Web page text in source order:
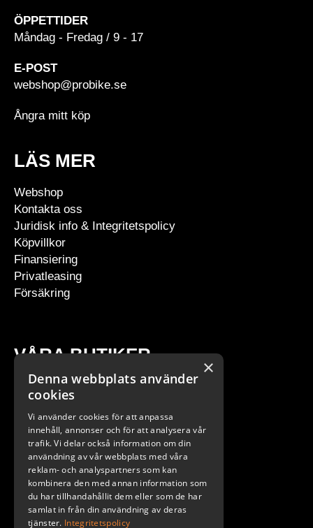
ÖPPETTIDER
Måndag - Fredag / 9 - 17
E-POST
webshop@probike.se
Ångra mitt köp
LÄS MER
Webshop
Kontakta oss
Juridisk info & Integritetspolicy
Köpvillkor
Finansiering
Privatleasing
Försäkring
VÅRA BUTIKER
Stockholm
Göteborg
Malmö
×
Denna webbplats använder
cookies
Vi använder cookies för att anpassa
innehåll, annonser och för att analysera vår
trafik. Vi delar också information om din
användning av vår webbplats med våra
reklam- och analyspartners som kan
kombinera den med annan information som
du har tillhandahållit dem eller som de har
samlat in från din användning av deras
tjänster. Integritetspolicy